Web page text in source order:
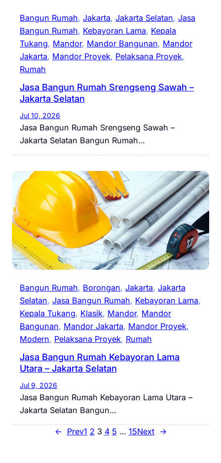
Bangun Rumah, Jakarta, Jakarta Selatan, Jasa
Bangun Rumah, Kebayoran Lama, Kepala
Tukang, Mandor, Mandor Bangunan, Mandor
Jakarta, Mandor Proyek, Pelaksana Proyek
Rumah
Jasa Bangun Rumah Srengseng Sawah –
Jakarta Selatan
Jul 10, 2026
Jasa Bangun Rumah Srengseng Sawah –
Jakarta Selatan Bangun Rumah…
Bangun Rumah, Borongan, Jakarta, Jakarta
Selatan, Jasa Bangun Rumah, Kebayoran Lama
Kepala Tukang, Klasik, Mandor, Mandor
Bangunan, Mandor Jakarta, Mandor Proyek
Modern, Pelaksana Proyek, Rumah
Jasa Bangun Rumah Kebayoran Lama
Utara – Jakarta Selatan
Jul 9, 2026
Jasa Bangun Rumah Kebayoran Lama Utara –
Jakarta Selatan Bangun…
← Prev1 2 3 4 5 … 15Next →